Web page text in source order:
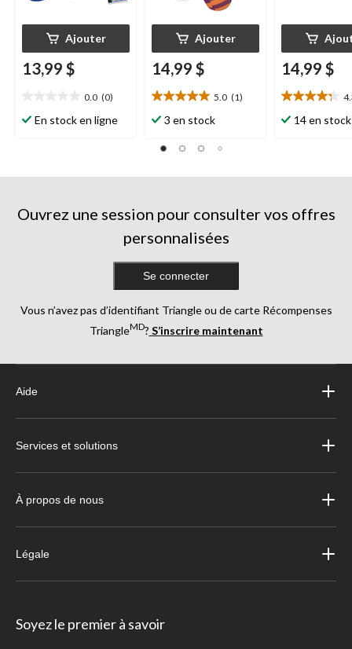
Ajouter
13,99 $
0.0 (0)
étoile(s)
En stock en ligne
Ajouter
14,99 $
5.0 (1)
5.0
étoile(s)
5.
évaluation
3 en stock
14,99 $
4.3
étoile(s)
évaluations
14 en stock
Ouvrez une session pour consulter vos offres
personnalisées
Se connecter
Vous n’avez pas d’identifiant Triangle ou de carte Récompenses
TriangleMD? S’inscrire maintenant
Aide
Services et solutions
À propos de nous
Légale
Soyez le premier à savoir